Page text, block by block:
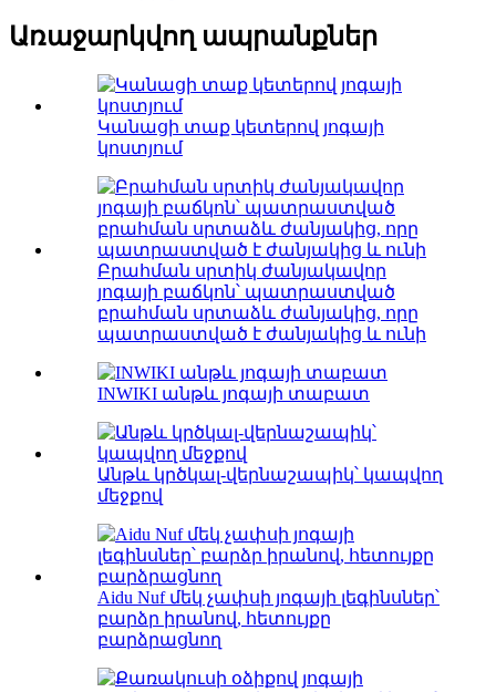
Առաջարկվող ապրանքներ
Կանացի տաք կետերով յոգայի
կոստյում
Բրահման սրտիկ ժանյակավոր
յոգայի բաճկոն՝ պատրաստված
բրահման սրտաձև ժանյակից, որը
պատրաստված է ժանյակից և ունի
INWIKI անթև յոգայի տաբատ
Անթև կրծկալ-վերնաշապիկ՝ կապվող
մեջքով
Aidu Nuf մեկ չափսի յոգայի լեգինսներ՝
բարձր իրանով, հետույքը
բարձրացնող